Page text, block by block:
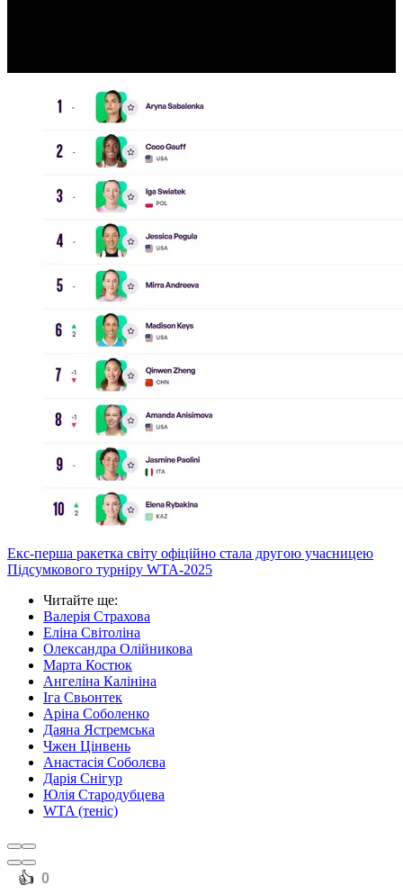
Екс-перша ракетка світу офіційно стала другою учасницею
Підсумкового турніру WTA-2025
Читайте ще:
Валерія Страхова
Еліна Світоліна
Олександра Олійникова
Марта Костюк
Ангеліна Калініна
Іга Свьонтек
Аріна Соболенко
Даяна Ястремська
Чжен Цінвень
Анастасія Соболєва
Дарія Снігур
Юлія Стародубцева
WTA (теніс)
️👍 0